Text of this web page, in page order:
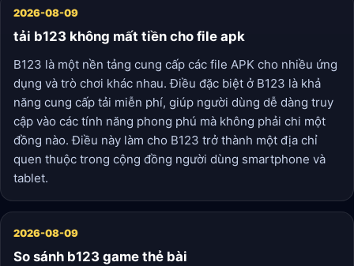
2026-08-09
tải b123 không mất tiền cho file apk
B123 là một nền tảng cung cấp các file APK cho nhiều ứng
dụng và trò chơi khác nhau. Điều đặc biệt ở B123 là khả
năng cung cấp tải miễn phí, giúp người dùng dễ dàng truy
cập vào các tính năng phong phú mà không phải chi một
đồng nào. Điều này làm cho B123 trở thành một địa chỉ
quen thuộc trong cộng đồng người dùng smartphone và
tablet.
2026-08-09
So sánh b123 game thẻ bài